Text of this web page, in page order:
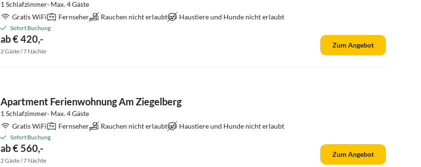
1 Schlafzimmer· Max. 4 Gäste
Gratis WiFi
Fernseher Rauchen nicht erlaubt Haustiere und Hunde nicht erlaubt
Sofort Buchung
ab € 420,-
2 Gäste / 7 Nächte
Zum Angebot
Apartment Ferienwohnung Am Ziegelberg
1 Schlafzimmer· Max. 4 Gäste
Gratis WiFi
Fernseher Rauchen nicht erlaubt Haustiere und Hunde nicht erlaubt
Sofort Buchung
ab € 560,-
2 Gäste / 7 Nächte
Zum Angebot